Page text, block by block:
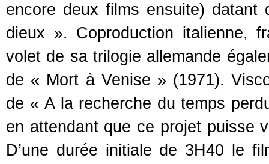
encore deux films ensuite)
dieux ». Coproduction italienne,
volet de sa trilogie allemande
de « Mort à Venise » (1971).
de « A la recherche du temps
en attendant que ce projet puisse
D’une durée initiale de 3H40 le